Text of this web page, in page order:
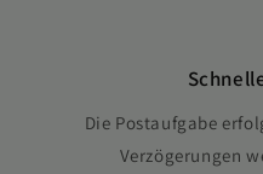
Die Postaufgabe
Verzögerungen